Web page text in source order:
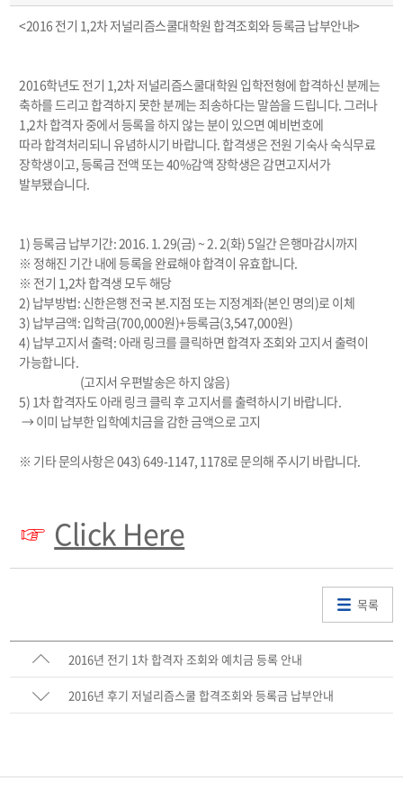
<2016 전기 1,2차 저널리즘스쿨대학원 합격조회와 등록금 납부안내>
2016학년도 전기 1,2차 저널리즘스쿨대학원 입학전형에 합격하신 분께는
축하를 드리고 합격하지 못한 분께는 죄송하다는 말씀을 드립니다. 그러나
1,2차 합격자 중에서 등록을 하지 않는 분이 있으면 예비번호에
따라 합격처리되니 유념하시기 바랍니다. 합격생은 전원 기숙사 숙식무료
장학생이고, 등록금 전액 또는 40%감액 장학생은 감면고지서가
발부됐습니다.
1) 등록금 납부기간: 2016. 1. 29(금) ~ 2. 2(화) 5일간 은행마감시까지
※ 정해진 기간 내에 등록을 완료해야 합격이 유효합니다.
※ 전기 1,2차 합격생 모두 해당
2) 납부방법: 신한은행 전국 본.지점 또는 지정계좌(본인 명의)로 이체
3) 납부금액: 입학금(700,000원)+등록금(3,547,000원)
4) 납부고지서 출력: 아래 링크를 클릭하면 합격자 조회와 고지서 출력이
가능합니다.
(고지서 우편발송은 하지 않음)
5) 1차 합격자도 아래 링크 클릭 후 고지서를 출력하시기 바랍니다.
→ 이미 납부한 입학예치금을 감한 금액으로 고지
※ 기타 문의사항은 043) 649-1147, 1178로 문의해 주시기 바랍니다.
☞ Click Here
목록
2016년 전기 1차 합격자 조회와 예치금 등록 안내
2016년 후기 저널리즘스쿨 합격조회와 등록금 납부안내